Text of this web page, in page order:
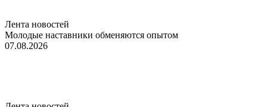
Лента новостей
Молодые наставники обменяются опытом
07.08.2026